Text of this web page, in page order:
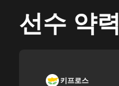
선수 약력
키프로스